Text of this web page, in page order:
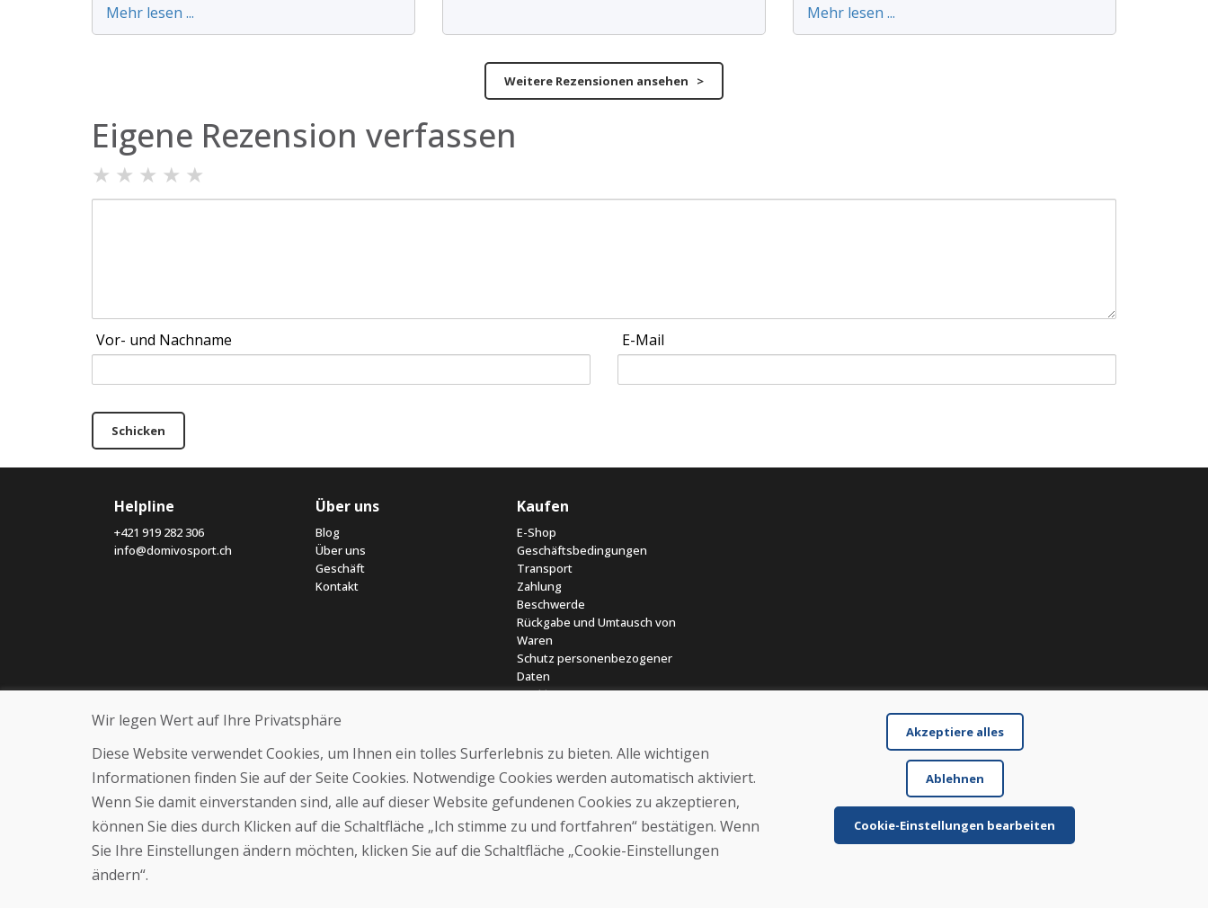
Mehr lesen ... Mehr lesen ...
Weitere Rezensionen ansehen >
Eigene Rezension verfassen
★ ★ ★ ★ ★
Vor- und Nachname E-Mail
Schicken
Helpline
+421 919 282 306
info@domivosport.ch
Über uns
Blog
Über uns
Geschäft
Kontakt
Kaufen
E-Shop
Geschäftsbedingungen
Transport
Zahlung
Beschwerde
Rückgabe und Umtausch von
Waren
Schutz personenbezogener
Daten
Cookies
© DOMIVOSPORT 2026, Alle Rechte vorbehalten
Website-Erstellung Erstellung von E-Shops
Wir legen Wert auf Ihre Privatsphäre
Diese Website verwendet Cookies, um Ihnen ein tolles Surferlebnis zu bieten. Alle wichtigen
Informationen finden Sie auf der Seite Cookies. Notwendige Cookies werden automatisch aktiviert.
Wenn Sie damit einverstanden sind, alle auf dieser Website gefundenen Cookies zu akzeptieren,
können Sie dies durch Klicken auf die Schaltfläche „Ich stimme zu und fortfahren“ bestätigen. Wenn
Sie Ihre Einstellungen ändern möchten, klicken Sie auf die Schaltfläche „Cookie-Einstellungen
ändern“.
Akzeptiere alles
Ablehnen
Cookie-Einstellungen bearbeiten